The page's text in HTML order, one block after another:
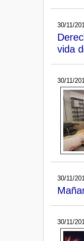
30/11/
vida
30/11/
30/11/
30/11/